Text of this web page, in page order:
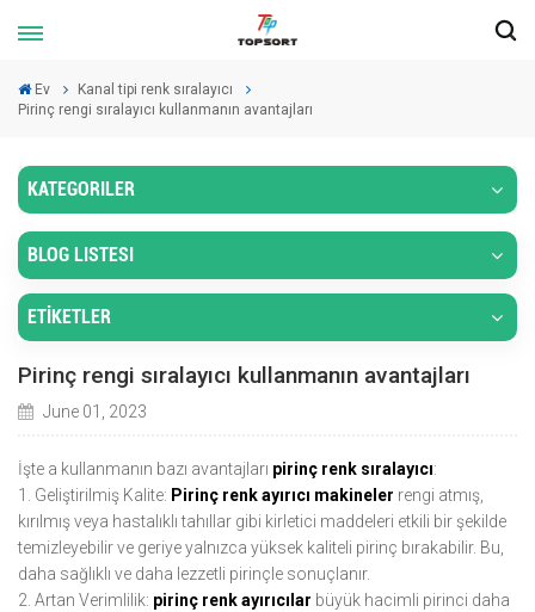
Ev
Kanal tipi renk sıralayıcı
Pirinç rengi sıralayıcı kullanmanın avantajları
KATEGORILER
BLOG LISTESI
ETİKETLER
Pirinç rengi sıralayıcı kullanmanın avantajları
June 01, 2023
İşte a kullanmanın bazı avantajları pirinç renk sıralayıcı:
1. Geliştirilmiş Kalite: Pirinç renk ayırıcı makineler rengi atmış,
kırılmış veya hastalıklı tahıllar gibi kirletici maddeleri etkili bir şekilde
temizleyebilir ve geriye yalnızca yüksek kaliteli pirinç bırakabilir. Bu,
daha sağlıklı ve daha lezzetli pirinçle sonuçlanır.
2. Artan Verimlilik: pirinç renk ayırıcılar büyük hacimli pirinci daha